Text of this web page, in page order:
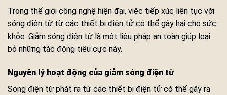
Trong thế giới công nghệ hiện đại, việc tiếp xúc liên tục với
sóng điện từ từ các thiết bị điện tử có thể gây hại cho sức
khỏe. Giảm sóng điện từ là một liệu pháp an toàn giúp loại
bỏ những tác động tiêu cực này.
Nguyên lý hoạt động của giảm sóng điện từ
Sóng điện từ phát ra từ các thiết bị điện tử có thể gây ra